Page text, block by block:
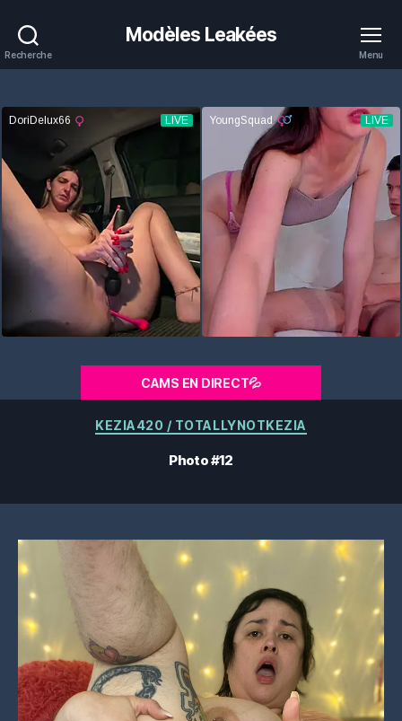
Recherche
Modèles Leakées
Menu
CAMS EN DIRECT💦
Catégories
KEZIA420 / TOTALLYNOTKEZIA
Photo #12